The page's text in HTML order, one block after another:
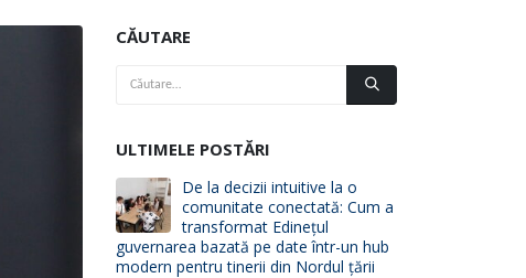
CĂUTARE
ULTIMELE POSTĂRI
De la decizii intuitive la o
comunitate conectată: Cum a
transformat Edinețul
guvernarea bazată pe date într-un hub
modern pentru tinerii din Nordul țării